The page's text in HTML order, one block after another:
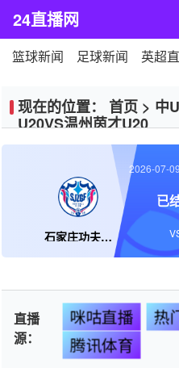
24直播网
篮球新闻 足球新闻 英超
现在的位置： 首页 > 中
U20VS温州茵才U20
石家庄功夫U20
2026-07-
已
直播
源：
咪咕直播 热
腾讯体育